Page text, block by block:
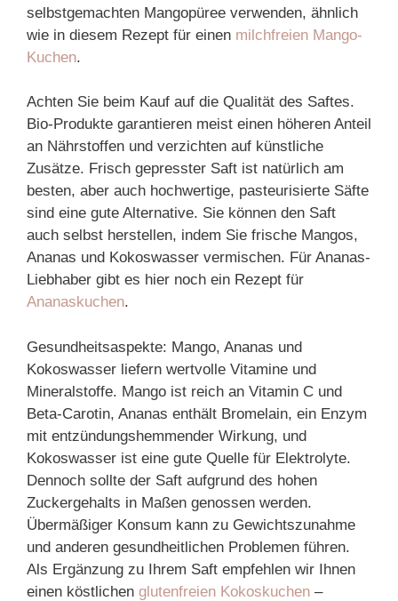
selbstgemachten Mangopüree verwenden, ähnlich
wie in diesem Rezept für einen milchfreien Mango-
Kuchen.
Achten Sie beim Kauf auf die Qualität des Saftes.
Bio-Produkte garantieren meist einen höheren Anteil
an Nährstoffen und verzichten auf künstliche
Zusätze. Frisch gepresster Saft ist natürlich am
besten, aber auch hochwertige, pasteurisierte Säfte
sind eine gute Alternative. Sie können den Saft
auch selbst herstellen, indem Sie frische Mangos,
Ananas und Kokoswasser vermischen. Für Ananas-
Liebhaber gibt es hier noch ein Rezept für
Ananaskuchen.
Gesundheitsaspekte: Mango, Ananas und
Kokoswasser liefern wertvolle Vitamine und
Mineralstoffe. Mango ist reich an Vitamin C und
Beta-Carotin, Ananas enthält Bromelain, ein Enzym
mit entzündungshemmender Wirkung, und
Kokoswasser ist eine gute Quelle für Elektrolyte.
Dennoch sollte der Saft aufgrund des hohen
Zuckergehalts in Maßen genossen werden.
Übermäßiger Konsum kann zu Gewichtszunahme
und anderen gesundheitlichen Problemen führen.
Als Ergänzung zu Ihrem Saft empfehlen wir Ihnen
einen köstlichen glutenfreien Kokoskuchen –